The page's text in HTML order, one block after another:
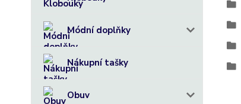
Módní doplňky
Nákupní tašky
Obuv